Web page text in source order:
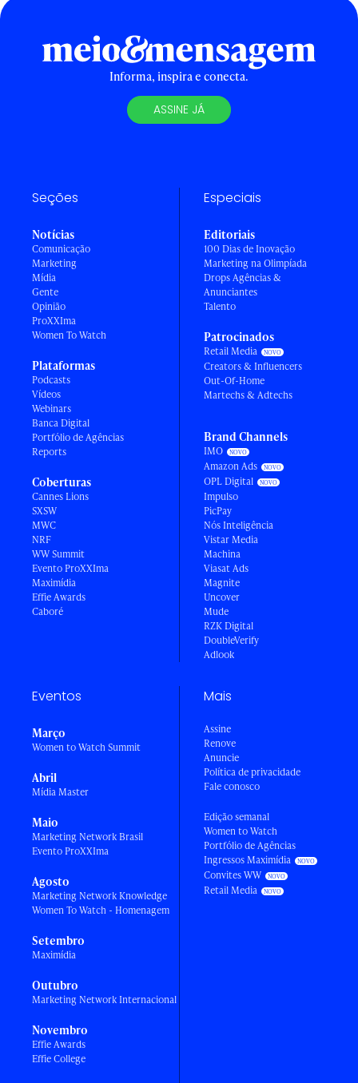
Informa, inspira e conecta.
ASSINE JÁ
Seções
Notícias
Comunicação
Marketing
Mídia
Gente
Opinião
ProXXIma
Women To Watch
Plataformas
Podcasts
Vídeos
Webinars
Banca Digital
Portfólio de Agências
Reports
Coberturas
Cannes Lions
SXSW
MWC
NRF
WW Summit
Evento ProXXIma
Maximídia
Effie Awards
Caboré
Especiais
Editoriais
100 Dias de Inovação
Marketing na Olimpíada
Drops Agências &
Anunciantes
Talento
Patrocinados
Retail Media
Creators & Influencers
Out-Of-Home
Martechs & Adtechs
Brand Channels
IMO
Amazon Ads
OPL Digital
Impulso
PicPay
Nós Inteligência
Vistar Media
Machina
Viasat Ads
Magnite
Uncover
Mude
RZK Digital
DoubleVerify
Adlook
Eventos
Março
Women to Watch Summit
Abril
Mídia Master
Maio
Marketing Network Brasil
Evento ProXXIma
Agosto
Marketing Network Knowledge
Women To Watch - Homenagem
Setembro
Maximídia
Outubro
Marketing Network Internacional
Novembro
Effie Awards
Effie College
Mais
Assine
Renove
Anuncie
Política de privacidade
Fale conosco
Edição semanal
Women to Watch
Portfólio de Agências
Ingressos Maximídia
Convites WW
Retail Media